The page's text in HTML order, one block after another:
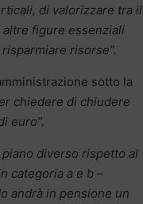
di valorizzare tra il
figure essenziali
risorse”.
sotto la
chiedere di chiudere
euro”.
piano diverso rispetto al
categoria a e b –
andrà in pensione un